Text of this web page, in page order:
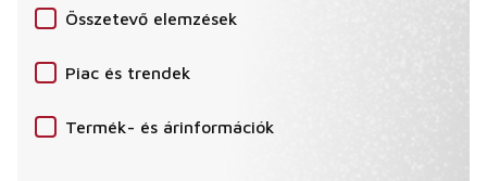
Összetevő elemzések
Piac és trendek
Termék- és árinformációk